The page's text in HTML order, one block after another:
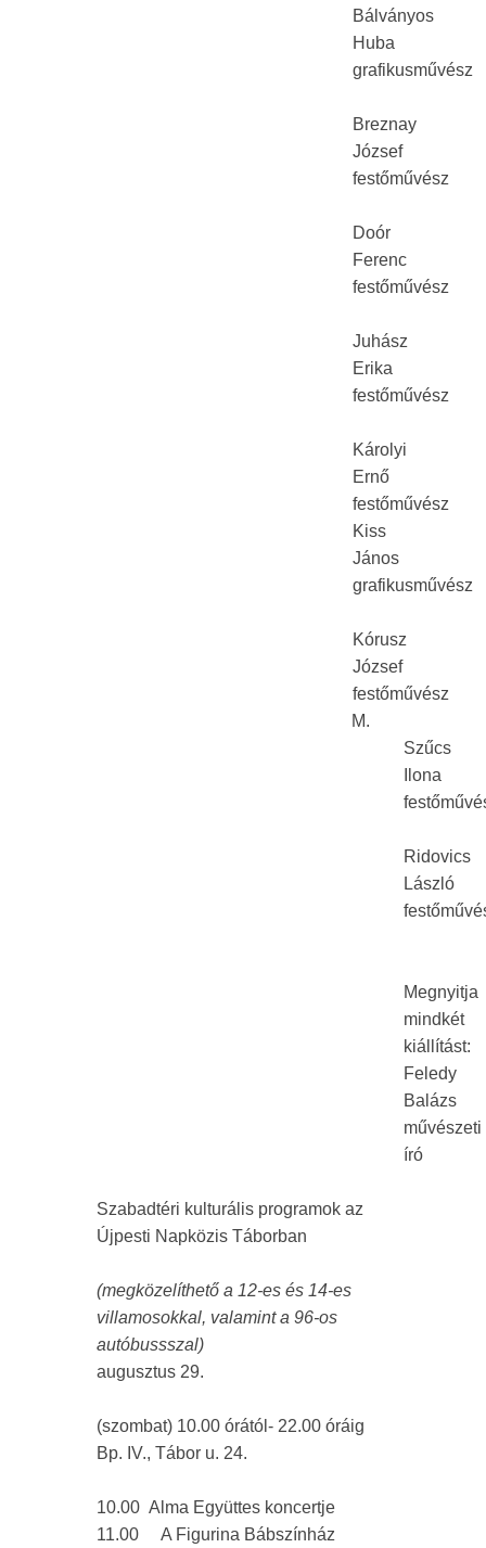
Bálványos
Huba
grafikusművész
Breznay
József
festőművész
Doór
Ferenc
festőművész
Juhász
Erika
festőművész
Károlyi
Ernő
festőművész
Kiss
János
grafikusművész
Kórusz
József
festőművész
M.
Szűcs
Ilona
Ridovics
László
Megnyitja
mindkét
kiállítást:
Feledy
Balázs
művészeti
író
Szabadtéri kulturális programok az
Újpesti Napközis Táborban
(megközelíthető a 12-es és 14-es
villamosokkal, valamint a 96-os
autóbussszal)
augusztus 29.
(szombat) 10.00 órától- 22.00 óráig
Bp. IV., Tábor u. 24.
10.00 Alma Együttes koncertje
11.00
A Figurina Bábszínház